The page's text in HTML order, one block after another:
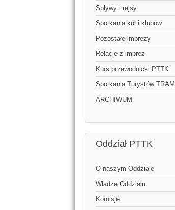
Spływy i rejsy
Spotkania kół i klubów
Pozostałe imprezy
Relacje z imprez
Kurs przewodnicki PTTK
Spotkania Turystów
ARCHIWUM
Oddział PTTK
O naszym Oddziale
Władze Oddziału
Komisje